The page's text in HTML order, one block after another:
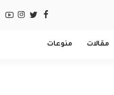
مقالات منوعات